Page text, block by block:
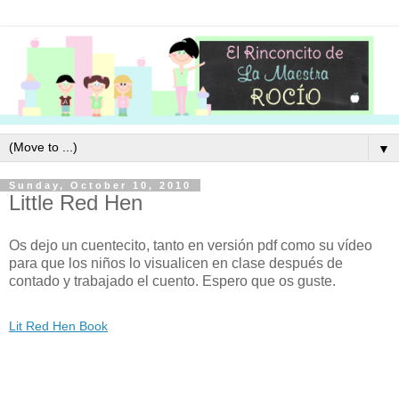
▼
Sunday, October 10, 2010
Little Red Hen
Os dejo un cuentecito, tanto en versión pdf como su vídeo
para que los niños lo visualicen en clase después de
contado y trabajado el cuento. Espero que os guste.
Lit Red Hen Book